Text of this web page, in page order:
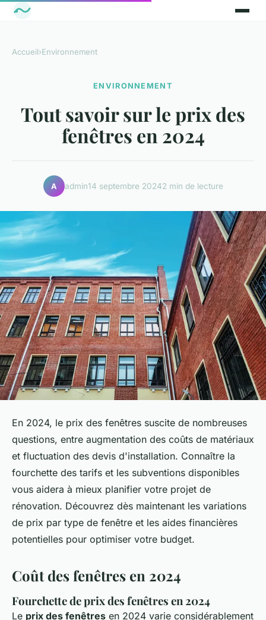
Accueil›Environnement
ENVIRONNEMENT
Tout savoir sur le prix des
fenêtres en 2024
A admin14 septembre 20242 min de lecture
En 2024, le prix des fenêtres suscite de nombreuses
questions, entre augmentation des coûts de matériaux
et fluctuation des devis d'installation. Connaître la
fourchette des tarifs et les subventions disponibles
vous aidera à mieux planifier votre projet de
rénovation. Découvrez dès maintenant les variations
de prix par type de fenêtre et les aides financières
potentielles pour optimiser votre budget.
Coût des fenêtres en 2024
Fourchette de prix des fenêtres en 2024
Le prix des fenêtres en 2024 varie considérablement